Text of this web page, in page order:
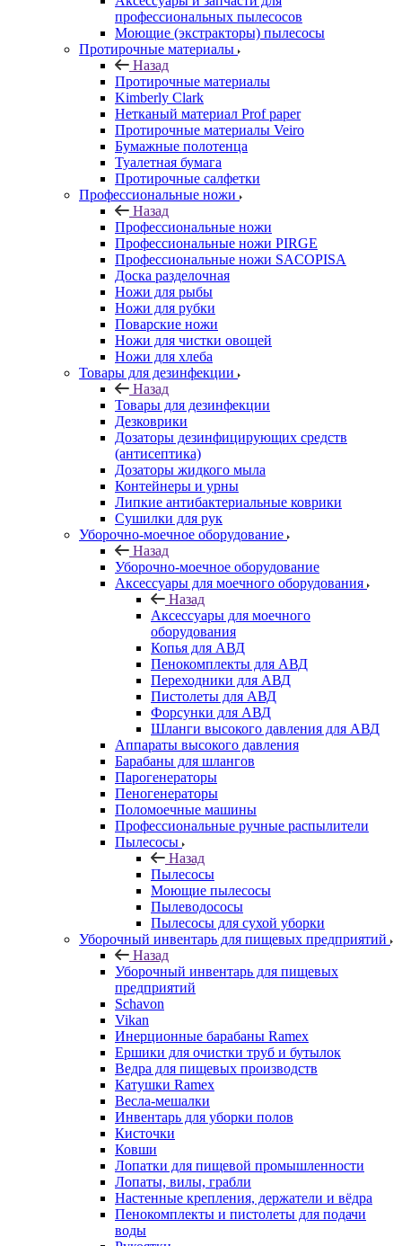
профессиональных пылесосов
Моющие (экстракторы) пылесосы
Протирочные материалы
Назад
Протирочные материалы
Kimberly Clark
Нетканый материал Prof paper
Протирочные материалы Veiro
Бумажные полотенца
Туалетная бумага
Протирочные салфетки
Профессиональные ножи
Назад
Профессиональные ножи
Профессиональные ножи PIRGE
Профессиональные ножи SACOPISA
Доска разделочная
Ножи для рыбы
Ножи для рубки
Поварские ножи
Ножи для чистки овощей
Ножи для хлеба
Товары для дезинфекции
Назад
Товары для дезинфекции
Дезковрики
Дозаторы дезинфицирующих средств
(антисептика)
Дозаторы жидкого мыла
Контейнеры и урны
Липкие антибактериальные коврики
Сушилки для рук
Уборочно-моечное оборудование
Назад
Уборочно-моечное оборудование
Аксессуары для моечного оборудования
Назад
Аксессуары для моечного
оборудования
Копья для АВД
Пенокомплекты для АВД
Переходники для АВД
Пистолеты для АВД
Форсунки для АВД
Шланги высокого давления для АВД
Аппараты высокого давления
Барабаны для шлангов
Парогенераторы
Пеногенераторы
Поломоечные машины
Профессиональные ручные распылители
Пылесосы
Назад
Пылесосы
Моющие пылесосы
Пылеводососы
Пылесосы для сухой уборки
Уборочный инвентарь для пищевых предприятий
Назад
Уборочный инвентарь для пищевых
предприятий
Schavon
Vikan
Инерционные барабаны Ramex
Ершики для очистки труб и бутылок
Ведра для пищевых производств
Катушки Ramex
Весла-мешалки
Инвентарь для уборки полов
Кисточки
Ковши
Лопатки для пищевой промышленности
Лопаты, вилы, грабли
Настенные крепления, держатели и вёдра
Пенокомплекты и пистолеты для подачи
воды